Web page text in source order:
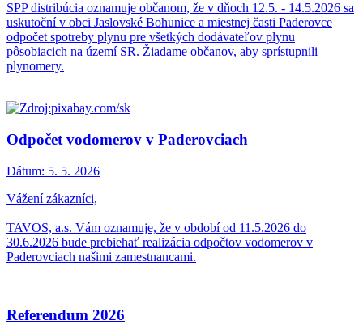
SPP distribúcia oznamuje občanom, že v dňoch 12.5. - 14.5.2026 sa
uskutoční v obci Jaslovské Bohunice a miestnej časti Paderovce
odpočet spotreby plynu pre všetkých dodávateľov plynu
pôsobiacich na území SR. Žiadame občanov, aby sprístupnili
plynomery.
Odpočet vodomerov v Paderovciach
Dátum: 5. 5. 2026
Vážení zákazníci,
TAVOS, a.s. Vám oznamuje, že v období od 11.5.2026 do
30.6.2026 bude prebiehať realizácia odpočtov vodomerov v
Paderovciach našimi zamestnancami.
Referendum 2026